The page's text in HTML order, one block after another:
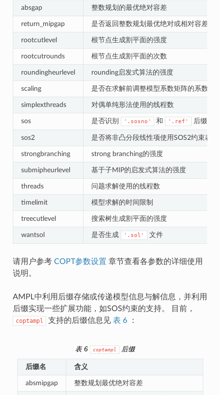
absgap 整数规划的最优绝对容差
return_mipgap 是否返回整数规划最优绝对或相对容差
rootcutlevel 根节点生成割平面的强度
rootcutrounds 根节点生成割平面的次数
roundingheurlevel rounding启发式算法的强度
scaling 是否在求解前调整模型系数矩阵的系数
simplexthreads 对偶单纯形法使用的线程数
sos 是否识别 '.sosno' 和 '.ref' 后缀
sos2 是否将非凸分段线性项使用SOS2约束表示
strongbranching strong branching的强度
submipheurlevel 基于子MIP的启发式算法的强度
threads 问题求解使用的线程数
timelimit 模型求解的时间限制
treecutlevel 搜索树生成割平面的强度
wantsol 是否生成 '.sol' 文件
请用户参考 COPT参数设置 章节查看各参数的详细使用
说明。
AMPL中利用后缀存储或传递模型信息与解信息，并利用
后缀实现一些扩展功能，如SOS约束的支持。 目前，
coptampl 支持的后缀信息见 表 6：
表 6 coptampl 后缀
后缀名 含义
absmipgap 整数规划最优绝对容差